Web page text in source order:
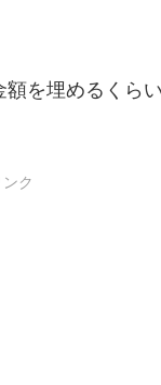
を埋めるくら
ク